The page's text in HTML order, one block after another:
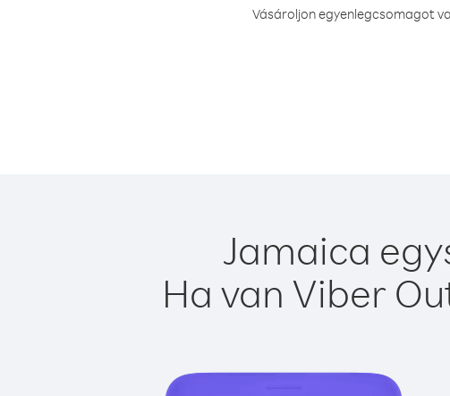
Vásároljon egyenlegcsomagot
Jamaica
Ha van Viber